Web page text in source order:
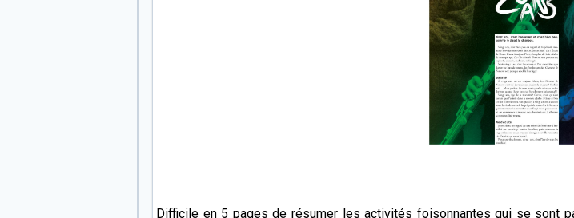
Difficile en 5 pages de résumer les activités foisonnantes qui se sont